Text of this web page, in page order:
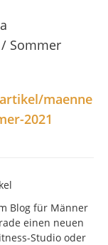
Sommer
maenne
2021
Blog für Männer
einen neuen
Studio oder